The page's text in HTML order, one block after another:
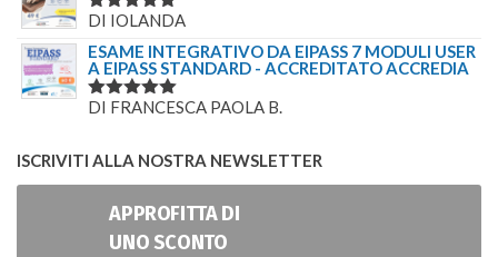
VALUTATO
DI IOLANDA
ESAME INTEGRATIVO DA EIPASS 7 MODULI USER
A EIPASS STANDARD - ACCREDITATO ACCREDIA
VALUTATO
DI FRANCESCA PAOLA B.
ISCRIVITI ALLA NOSTRA NEWSLETTER
APPROFITTA DI
UNO SCONTO